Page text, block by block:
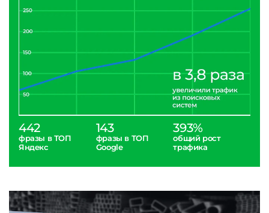
442
фразы в ТОП
Яндекс
143
фразы в ТОП
Google
393%
общий рост
трафика